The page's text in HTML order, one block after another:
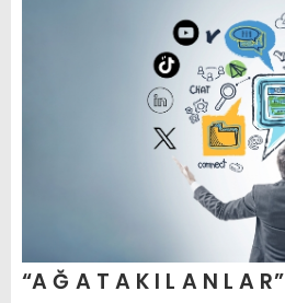
“A Ğ A T A K I L A N L A R”